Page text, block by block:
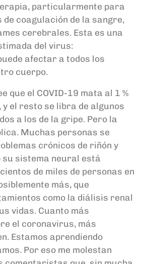
particularmente para
de coagulación de la sangre,
cerebrales. Esta es una
del virus:
afectar a todos los
cuerpo.
que el COVID-19 mata al 1 %
y el resto se libra de algunos
a los de la gripe. Pero la
Muchas personas se
crónicos de riñón y
su sistema neural está
de miles de personas en
más, que
como la diálisis renal
vidas. Cuanto más
el coronavirus, más
Estamos aprendiendo
Por eso me molestan